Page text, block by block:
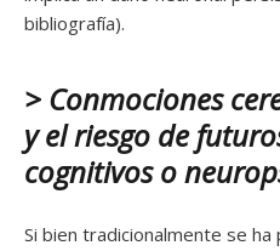
bibliografía).
> Conmociones
y el riesgo de
cognitivos o
Si bien tradicionalmente se ha